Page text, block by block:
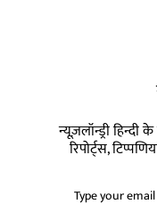
न्यूज़लॉन्ड्री हिन्दी
रिपोर्ट्स,